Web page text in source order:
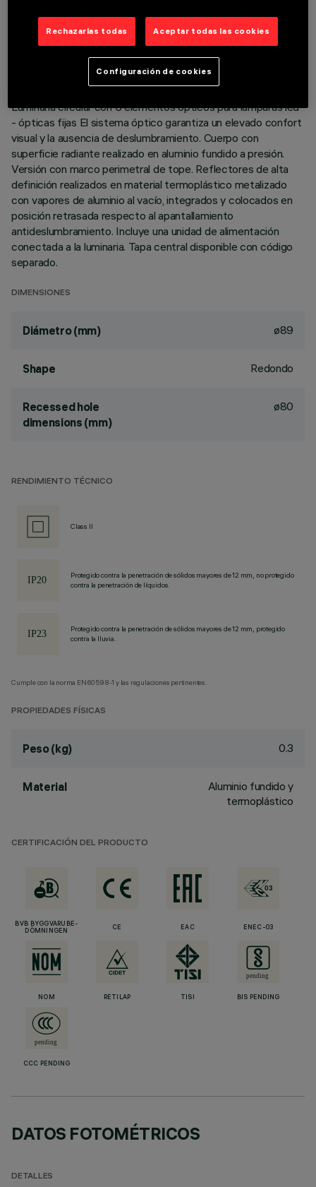
DATOS TÉCNICOS
ÚLTIMA ACTUALIZACIÓN: 06/08/2026
Luminaria circular con 6 elementos ópticos para lámparas led
- ópticas fijas El sistema óptico garantiza un elevado confort
visual y la ausencia de deslumbramiento. Cuerpo con
superficie radiante realizado en aluminio fundido a presión.
Versión con marco perimetral de tope. Reflectores de alta
definición realizados en material termoplástico metalizado
con vapores de aluminio al vacío, integrados y colocados en
posición retrasada respecto al apantallamiento
antideslumbramiento. Incluye una unidad de alimentación
conectada a la luminaria. Tapa central disponible con código
separado.
DIMENSIONES
Diámetro (mm) ø89
Shape Redondo
Recessed hole
dimensions (mm)
ø80
RENDIMIENTO TÉCNICO
Class II
Protegido contra la penetración de sólidos mayores de 12 mm, no protegido
contra la penetración de líquidos.
Protegido contra la penetración de sólidos mayores de 12 mm, protegido
contra la lluvia.
Cumple con la norma EN60598-1 y las regulaciones pertinentes.
PROPIEDADES FÍSICAS
Peso (kg) 0.3
Material
Aluminio fundido y
termoplástico
CERTIFICACIÓN DEL PRODUCTO
BVB BYGGVARUBE-
DÖMNINGEN
CE EAC ENEC-03
NOM RETILAP TISI BIS PENDING
CCC PENDING
DATOS FOTOMÉTRICOS
DETALLES
Rechazarlas todas Aceptar todas las cookies
Configuración de cookies